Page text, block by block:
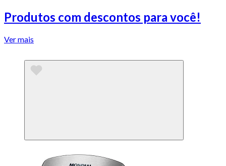
Produtos com descontos para você!
Ver mais